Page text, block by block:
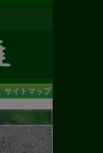
サイトマップ